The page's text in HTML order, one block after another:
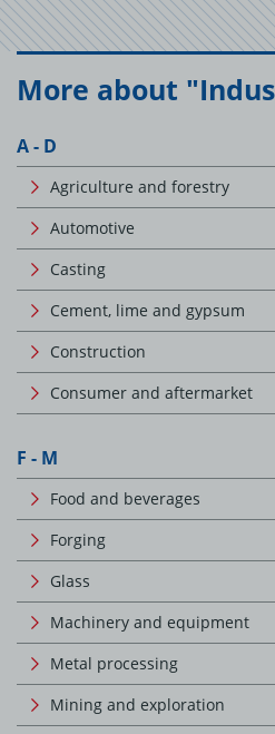
More about
A - D
Agriculture and forestry
Automotive
Casting
Cement, lime and gypsum
Construction
Consumer and aftermarket
F - M
Food and beverages
Forging
Glass
Machinery and equipment
Metal processing
Mining and exploration